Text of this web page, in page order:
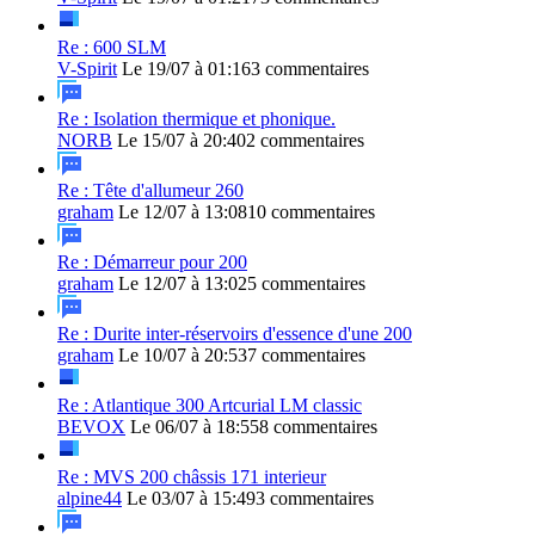
Re : 600 SLM
V-Spirit Le 19/07 à 01:163 commentaires
Re : Isolation thermique et phonique.
NORB Le 15/07 à 20:402 commentaires
Re : Tête d'allumeur 260
graham Le 12/07 à 13:0810 commentaires
Re : Démarreur pour 200
graham Le 12/07 à 13:025 commentaires
Re : Durite inter-réservoirs d'essence d'une 200
graham Le 10/07 à 20:537 commentaires
Re : Atlantique 300 Artcurial LM classic
BEVOX Le 06/07 à 18:558 commentaires
Re : MVS 200 châssis 171 interieur
alpine44 Le 03/07 à 15:493 commentaires